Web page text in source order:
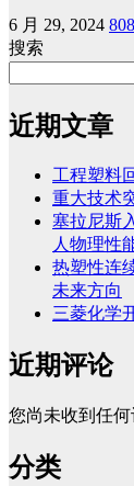
6 月 29, 2024
搜索
近期文章
工程塑料
重大技术
塞拉尼斯
人物理性
热塑性连
未来方向
三菱化学
近期评论
您尚未收到任何
分类